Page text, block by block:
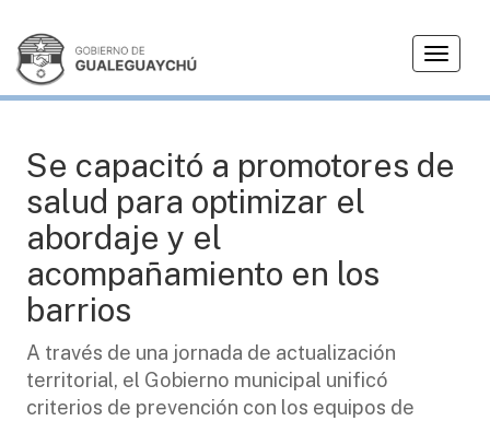
T
g
e
SALUD
Se capacitó a promotores de
salud para optimizar el
abordaje y el
acompañamiento en los
barrios
A través de una jornada de actualización
territorial, el Gobierno municipal unificó
criterios de prevención con los equipos de